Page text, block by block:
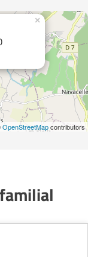
×
OpenStreetMapcontributors